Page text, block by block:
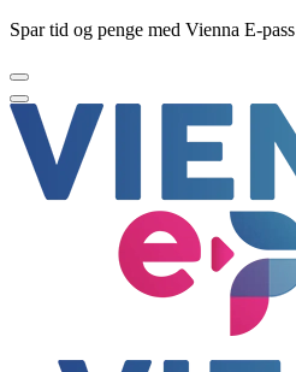
Spar tid og penge med Vienna E-pass